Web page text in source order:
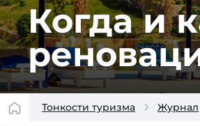
Когда и
Тонкости туризма Журнал